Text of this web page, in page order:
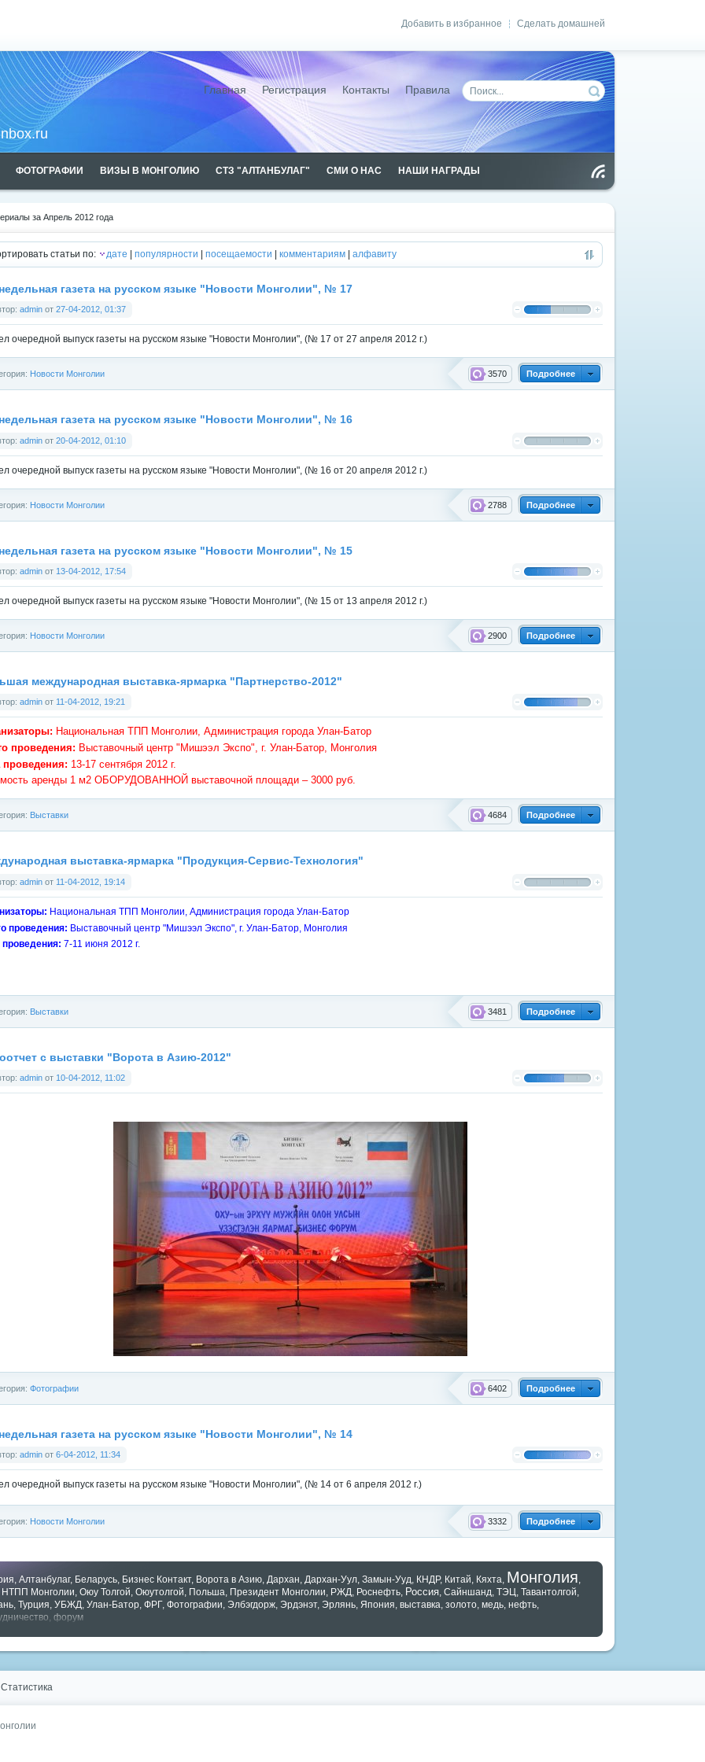
Сделать домашней
Добавить в избранное
Главная Регистрация Контакты Правила
ФОТОГРАФИИ ВИЗЫ В МОНГОЛИЮ СТЗ "АЛТАНБУЛАГ" СМИ О НАС
НАШИ НАГРАДЫ
ен
за Апрель 2012 года
рекламы
статьи по: дате популярности посещаемости комментариям алфавиту
газета на русском языке "Новости Монголии", № 17
admin от 27-04-2012, 01:37
очередной выпуск газеты на русском языке "Новости Монголии", (№ 17 от 27 апреля 2012 г.)
Подробнее
3570
Новости Монголии
газета на русском языке "Новости Монголии", № 16
admin от 20-04-2012, 01:10
очередной выпуск газеты на русском языке "Новости Монголии", (№ 16 от 20 апреля 2012 г.)
Подробнее
2788
Новости Монголии
газета на русском языке "Новости Монголии", № 15
admin от 13-04-2012, 17:54
очередной выпуск газеты на русском языке "Новости Монголии", (№ 15 от 13 апреля 2012 г.)
Подробнее
2900
Новости Монголии
международная выставка-ярмарка "Партнерство-2012"
admin от 11-04-2012, 19:21
Национальная ТПП Монголии, Администрация города Улан-Батор
проведения: Выставочный центр "Мишээл Экспо", г. Улан-Батор, Монголия
проведения: 13-17 сентября 2012 г.
аренды 1 м2 ОБОРУДОВАННОЙ выставочной площади – 3000 руб.
Подробнее
4684
Выставки
выставка-ярмарка "Продукция-Сервис-Технология"
admin от 11-04-2012, 19:14
Национальная ТПП Монголии, Администрация города Улан-Батор
проведения: Выставочный центр "Мишээл Экспо", г. Улан-Батор, Монголия
проведения: 7-11 июня 2012 г.
Подробнее
3481
Выставки
с выставки "Ворота в Азию-2012"
admin от 10-04-2012, 11:02
Подробнее
6402
Фотографии
газета на русском языке "Новости Монголии", № 14
admin от 6-04-2012, 11:34
очередной выпуск газеты на русском языке "Новости Монголии", (№ 14 от 6 апреля 2012 г.)
Подробнее
3332
Новости Монголии
, Алтанбулаг, Беларусь, Бизнес Контакт, Ворота в Азию, Дархан, Дархан-Уул, Замын-Ууд, КНДР, Китай, Кяхта, Монголия,
НТПП Монголии, Оюу Толгой, Оюутолгой, Польша, Президент Монголии, РЖД, Роснефть, Россия, Сайншанд, ТЭЦ, Тавантолгой,
, Турция, УБЖД, Улан-Батор, ФРГ, Фотографии, Элбэгдорж, Эрдэнэт, Эрлянь, Япония, выставка, золото, медь, нефть,
, форум
Статистика